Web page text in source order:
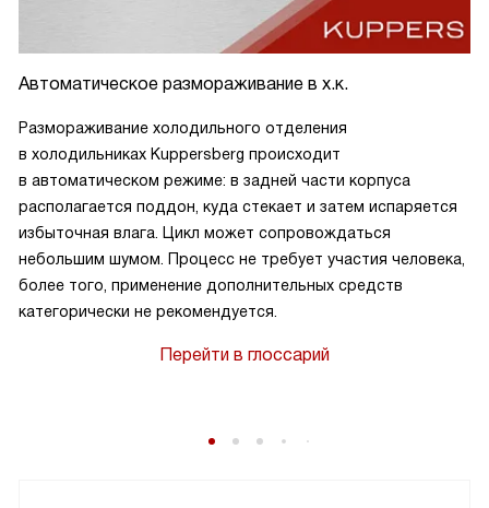
Автоматическое размораживание в х.к.
Размораживание холодильного отделения
в холодильниках Kuppersberg происходит
в автоматическом режиме: в задней части корпуса
располагается поддон, куда стекает и затем испаряется
избыточная влага. Цикл может сопровождаться
небольшим шумом. Процесс не требует участия человека,
более того, применение дополнительных средств
категорически не рекомендуется.
Перейти в глоссарий